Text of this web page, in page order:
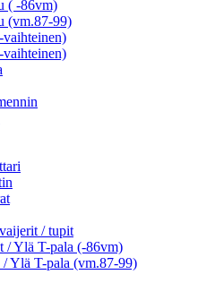
( -86vm)
(vm.87-99)
/ tupit
/ Ylä T-pala (-86vm)
/ Ylä T-pala (vm.87-99)